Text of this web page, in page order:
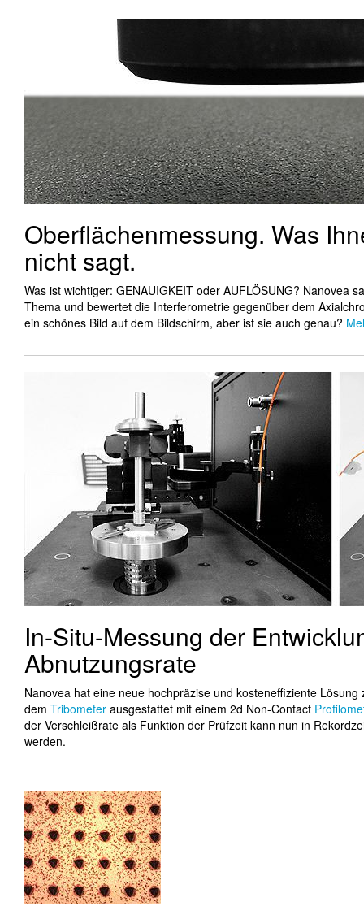
Oberflächenmessung. Was
nicht sagt.
Was ist wichtiger: GENAUIGKEIT oder AUFLÖSUNG? Nanovea
Thema und bewertet die Interferometrie gegenüber dem
ein schönes Bild auf dem Bildschirm, aber ist sie auch genau?
In-Situ-Messung der
Abnutzungsrate
Nanovea hat eine neue hochpräzise und kosteneffiziente
dem Tribometerausgestattet mit einem 2d Non-Contact
der Verschleißrate als Funktion der Prüfzeit kann nun in
werden.